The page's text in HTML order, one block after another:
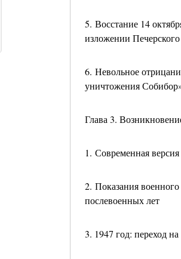
5. Восстание 14
изложении Печерского
6. Невольное
уничтожения
Глава 3.
1. Современная версия
2. Показания
послевоенных лет
3. 1947 год: переход